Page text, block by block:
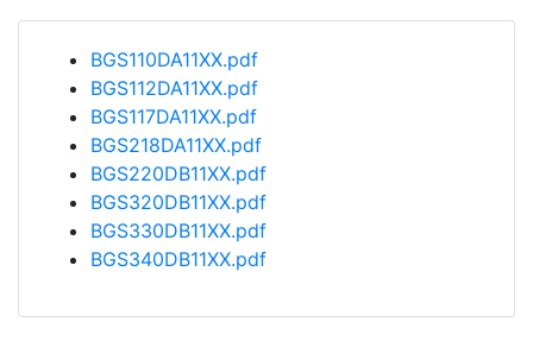
BGS110DA11XX.pdf
BGS112DA11XX.pdf
BGS117DA11XX.pdf
BGS218DA11XX.pdf
BGS220DB11XX.pdf
BGS320DB11XX.pdf
BGS330DB11XX.pdf
BGS340DB11XX.pdf